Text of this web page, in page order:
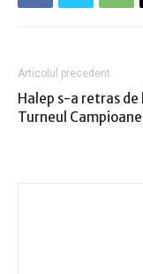
Articolul precedent
Halep s-a retras de
Turneul